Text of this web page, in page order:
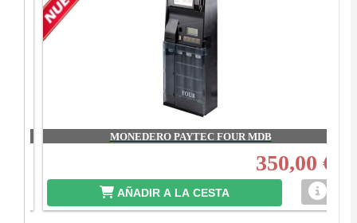
MONEDERO PAYTEC FOUR MDB
350,00 €
AÑADIR A LA CESTA